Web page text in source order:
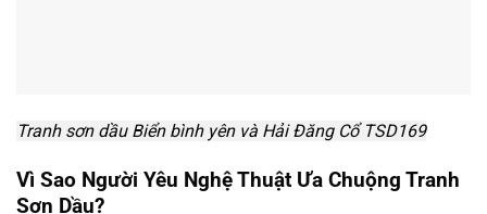
Tranh sơn dầu Biển bình yên và Hải Đăng Cổ TSD169
Vì Sao Người Yêu Nghệ Thuật Ưa Chuộng Tranh
Sơn Dầu?